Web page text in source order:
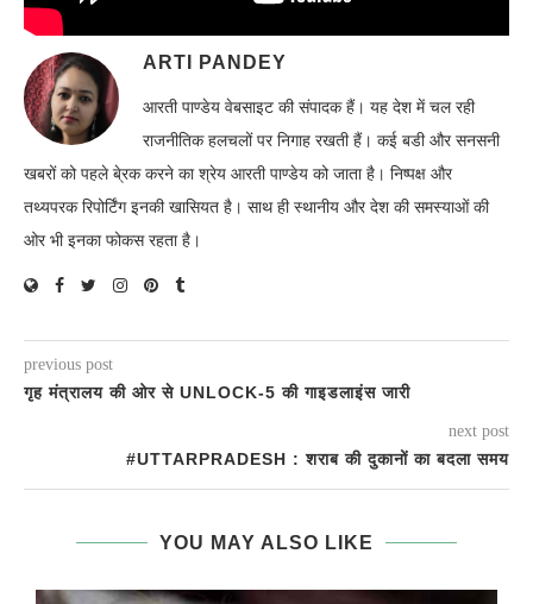
ARTI PANDEY
आरती पाण्डेय वेबसाइट की संपादक हैं। यह देश में चल रही
राजनीतिक हलचलों पर निगाह रखती हैं। कई बडी और सनसनी
खबरों को पहले बे्रक करने का श्रेय आरती पाण्डेय को जाता है। निष्पक्ष और
तथ्यपरक रिपोर्टिंग इनकी खासियत है। साथ ही स्थानीय और देश की समस्याओं की
ओर भी इनका फोकस रहता है।
previous post
गृह मंत्रालय की ओर से UNLOCK-5 की गाइडलाइंस जारी
next post
#UTTARPRADESH : शराब की दुकानों का बदला समय
YOU MAY ALSO LIKE